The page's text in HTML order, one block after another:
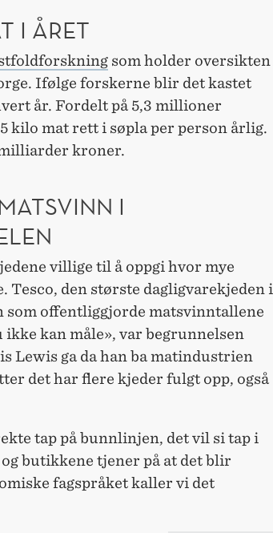
I ÅRET
som holder oversikten
Ifølge forskerne blir det kastet
år. Fordelt på 5,3 millioner
kilo mat rett i søpla per person årlig.
kroner.
I
villige til å oppgi hvor mye
Tesco, den største dagligvarekjeden i
som offentliggjorde matsvinntallene
kan måle», var begrunnelsen
Lewis ga da han ba matindustrien
det har flere kjeder fulgt opp, også
tap på bunnlinjen, det vil si tap i
butikkene tjener på at det blir
fagspråket kaller vi det